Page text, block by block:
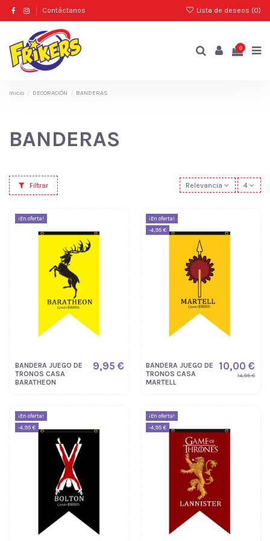
Contáctanos Lista de deseos (0)
0
Inicio DECORACIÓN BANDERAS
BANDERAS
Filtrar Relevancia 4
¡En oferta!
BANDERA JUEGO DE
TRONOS CASA
BARATHEON
9,95 €
¡En oferta!
-4,95 €
BANDERA JUEGO DE
TRONOS CASA
MARTELL
10,00 €
14,95 €
¡En oferta!
-4,95 €
¡En oferta!
-4,95 €